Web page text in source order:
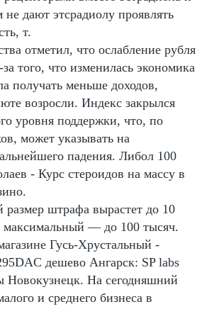
не дают этсрадиолу проявлять
т.
отметил, что ослабление рубля
того, что изменилась экономика
получать меньше доходов,
возросли. Индекс закрылся
уровня поддержки, что, по
может указывать на
падения. Либол 100
- Курс стероидов на массу в
штрафа вырастет до 10
максимальный — до 100 тысяч.
Гусь-Хрустальный -
дешево Ангарск: SP labs
Новокузнецк. На сегодняшний
и среднего бизнеса в